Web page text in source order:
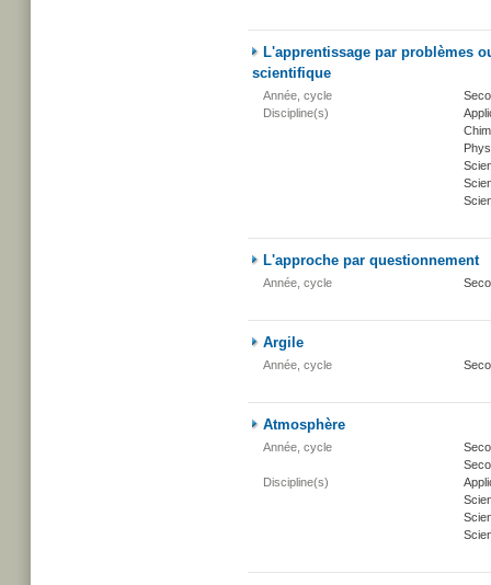
L'apprentissage par problèmes
scientifique
Année, cycle
Discipline(s)
L'approche par questionnement
Année, cycle
Argile
Année, cycle
Atmosphère
Année, cycle
Discipline(s)